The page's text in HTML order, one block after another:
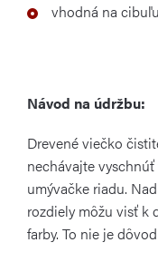
vhodná na
Návod na údržbu:
Drevené viečko
nechávajte
umývačke riadu.
rozdiely môžu visť k
farby. To nie je